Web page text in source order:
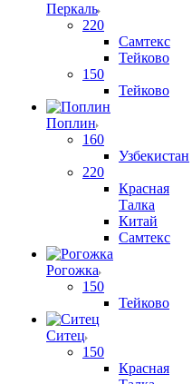
Перкаль
220
Самтекс
Тейково
150
Тейково
Поплин
160
Узбекистан
220
Красная
Талка
Китай
Самтекс
Рогожка
150
Тейково
Ситец
150
Красная